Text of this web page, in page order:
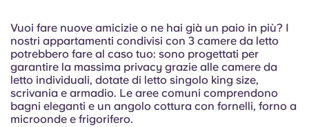
Vuoi fare nuove amicizie o ne hai già un paio in più? I
nostri appartamenti condivisi con 3 camere da letto
potrebbero fare al caso tuo: sono progettati per
garantire la massima privacy grazie alle camere da
letto individuali, dotate di letto singolo king size,
scrivania e armadio. Le aree comuni comprendono
bagni eleganti e un angolo cottura con fornelli, forno a
microonde e frigorifero.